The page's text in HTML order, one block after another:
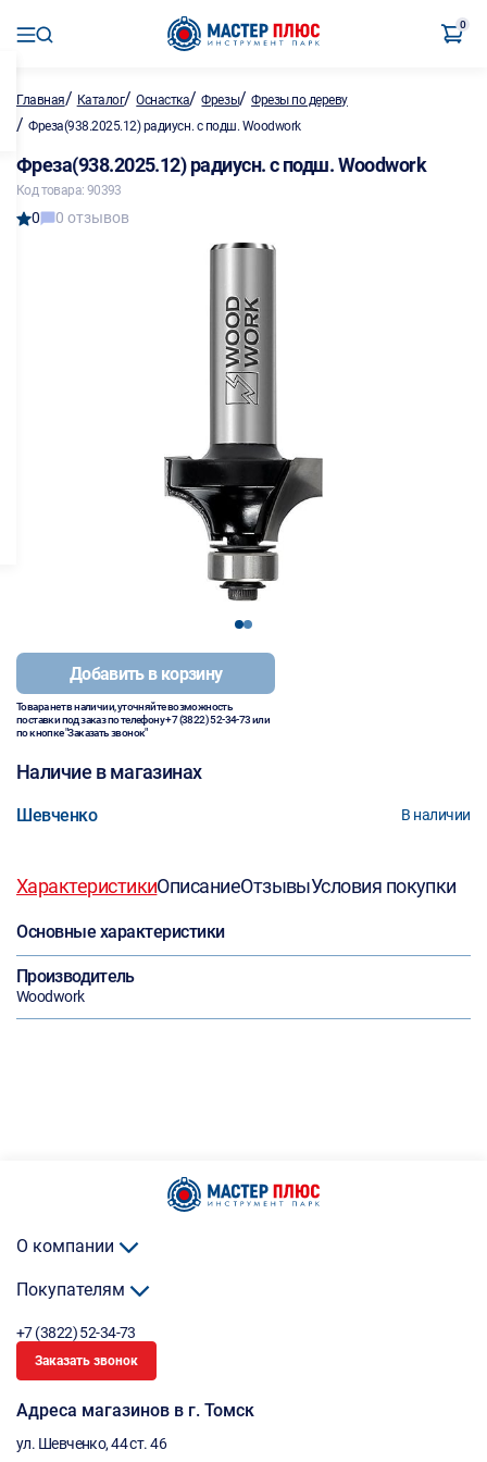
0
Главная/ Каталог/Оснастка/Фрезы/Фрезы по дереву
/ Фреза(938.2025.12) радиусн. с подш. Woodwork
Фреза(938.2025.12) радиусн. с подш. Woodwork
Код товара: 90393
0 0 отзывов
12
Добавить в корзину
Товара нет в наличии, уточняйте возможность
поставки под заказ по телефону+7 (3822) 52-34-73или
по кнопке "Заказать звонок"
Наличие в магазинах
Шевченко В наличии
ХарактеристикиОписаниеОтзывыУсловия покупки
Основные характеристики
Производитель
Woodwork
О компании
Покупателям
+7 (3822) 52-34-73
Заказать звонок
Адреса магазинов в г. Томск
ул. Шевченко, 44 ст. 46